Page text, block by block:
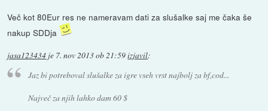
Več kot 80Eur res ne nameravam dati za slušalke saj me čaka še
nakup SDDja
jasa123434 je 7. nov 2013 ob 21:59izjavil:
Jaz bi potreboval slušalke za igre vseh vrst najbolj za bf,cod...
Največ za njih lahko dam 60 $